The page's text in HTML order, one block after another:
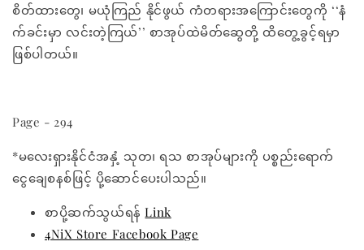
စိတ်ထားတွေ၊ မယုံကြည် နိုင်ဖွယ် ကံတရားအကြောင်းတွေကို ‘‘နံ
က်ခင်းမှာ လင်းတဲ့ကြယ်’’ စာအုပ်ထဲမိတ်ဆွေတို့ ထိတွေ့ခွင့်ရမှာ
ဖြစ်ပါတယ်။
Page - 294
*မလေးရှားနိုင်ငံအနှံ့ သုတ၊ ရသ စာအုပ်များကို ပစ္စည်းရောက်
ငွေချေစနစ်ဖြင့် ပို့ဆောင်ပေးပါသည်။
စာပို့ဆက်သွယ်ရန်Link
4NiX Store Facebook Page